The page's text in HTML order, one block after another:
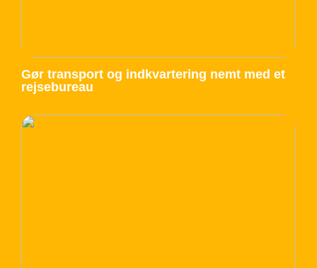
Gør transport og indkvartering nemt med et
rejsebureau